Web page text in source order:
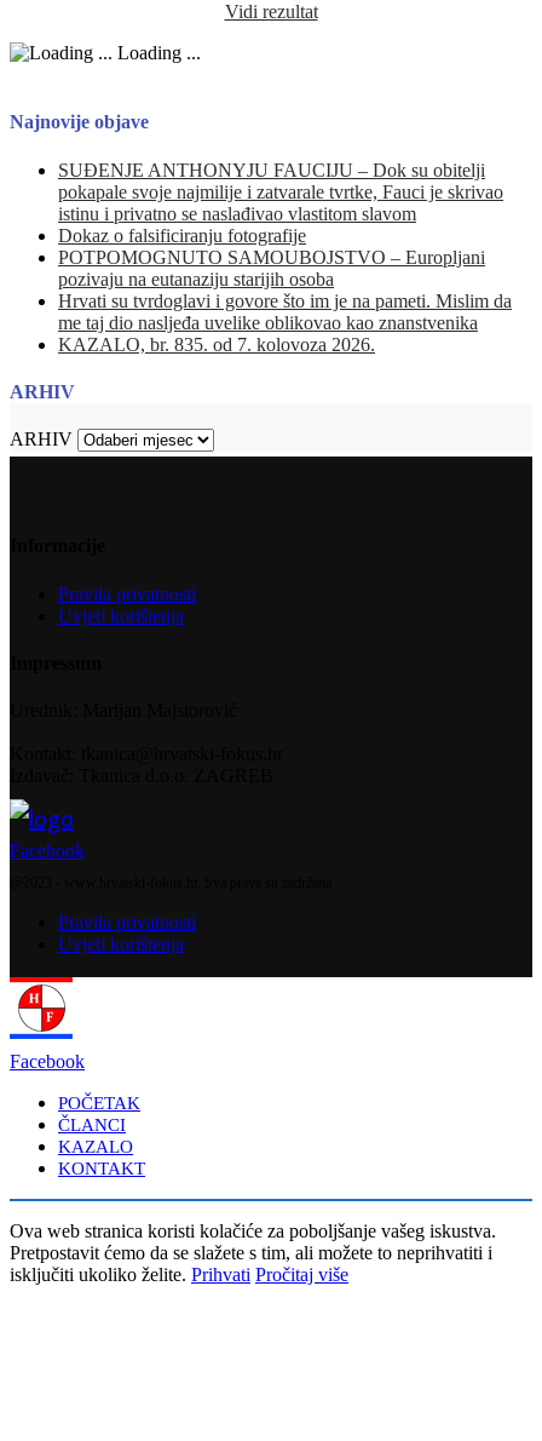
Vidi rezultat
Loading ...
Najnovije objave
SUĐENJE ANTHONYJU FAUCIJU – Dok su obitelji
pokapale svoje najmilije i zatvarale tvrtke, Fauci je skrivao
istinu i privatno se naslađivao vlastitom slavom
Dokaz o falsificiranju fotografije
POTPOMOGNUTO SAMOUBOJSTVO – Europljani
pozivaju na eutanaziju starijih osoba
Hrvati su tvrdoglavi i govore što im je na pameti. Mislim da
me taj dio nasljeđa uvelike oblikovao kao znanstvenika
KAZALO, br. 835. od 7. kolovoza 2026.
ARHIV
ARHIV
Pravila privatnosti
Uvjeti korištenja
Facebook
Pravila privatnosti
Uvjeti korištenja
Facebook
POČETAK
ČLANCI
KAZALO
KONTAKT
Ova web stranica koristi kolačiće za poboljšanje vašeg iskustva.
Pretpostavit ćemo da se slažete s tim, ali možete to neprihvatiti i
isključiti ukoliko želite. Prihvati Pročitaj više